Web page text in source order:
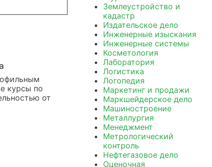
курсы по
от
Землеустройство и
кадастр
Издательское дело
Инженерные изыскания
Инженерные системы
Косметология
Лаборатория
Логистика
Логопедия
Маркетинг и продажи
Маркшейдерское дело
Машиностроение
Металлургия
Менеджмент
Метрологический
контроль
Нефтегазовое дело
Оценочная